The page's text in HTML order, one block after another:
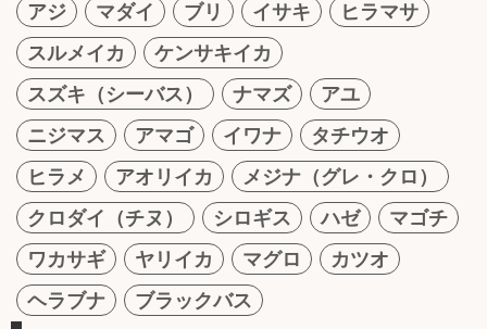
アジ マダイ ブリ イサキ
ヒラマサ
スルメイカ
ケンサキイカ
スズキ（シーバス）
ナマズ
アユ
ニジマス
アマゴ イワナ
タチウオ
ヒラメ
アオリイカ
メジナ（グレ・クロ）
クロダイ（チヌ）
シロギス ハゼ
マゴチ
ワカサギ
ヤリイカ マグロ
カツオ
ヘラブナ
ブラックバス